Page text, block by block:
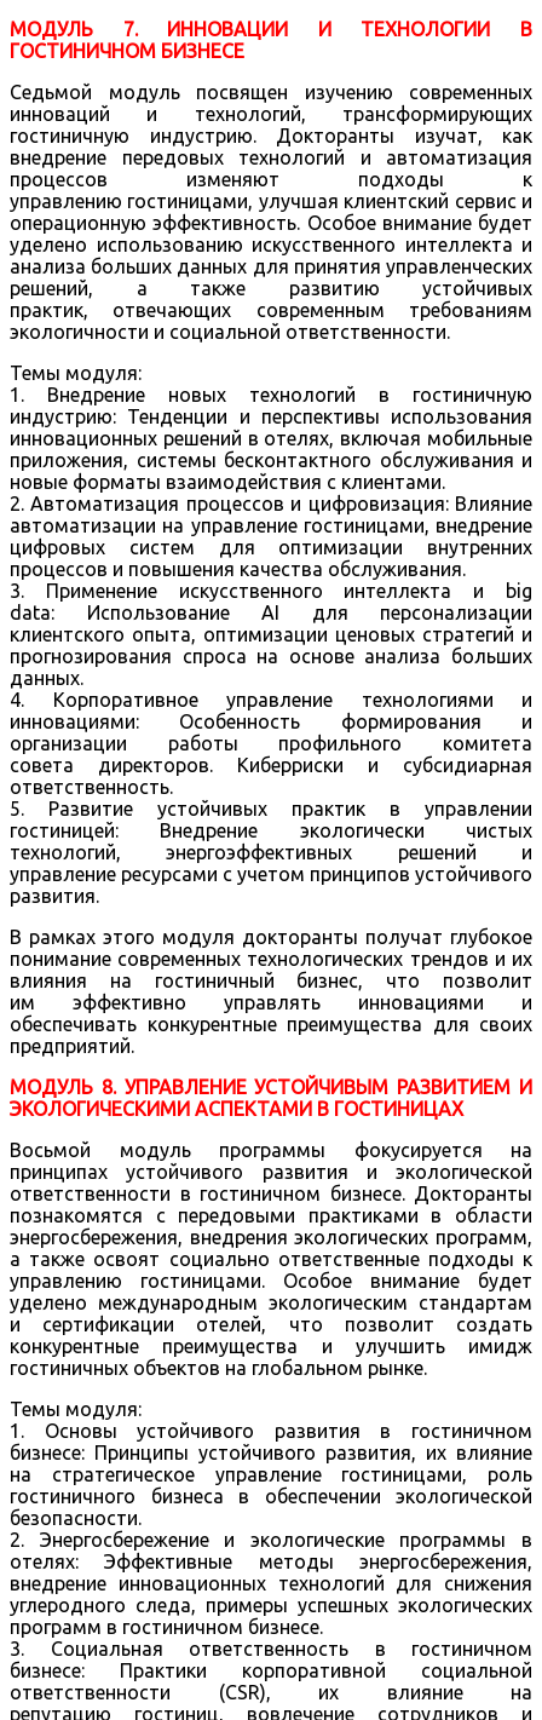
МОДУЛЬ 7. ИННОВАЦИИ И ТЕХНОЛОГИИ В
ГОСТИНИЧНОМ БИЗНЕСЕ
Седьмой модуль посвящен изучению современных
инноваций и технологий, трансформирующих
гостиничную индустрию. Докторанты изучат, как
внедрение передовых технологий и автоматизация
процессов изменяют подходы к
управлению гостиницами, улучшая клиентский сервис и
операционную эффективность. Особое внимание будет
уделено использованию искусственного интеллекта и
анализа больших данных для принятия управленческих
решений, а также развитию устойчивых
практик, отвечающих современным требованиям
экологичности и социальной ответственности.
Темы модуля:
1. Внедрение новых технологий в гостиничную
индустрию: Тенденции и перспективы использования
инновационных решений в отелях, включая мобильные
приложения, системы бесконтактного обслуживания и
новые форматы взаимодействия с клиентами.
2. Автоматизация процессов и цифровизация: Влияние
автоматизации на управление гостиницами, внедрение
цифровых систем для оптимизации внутренних
процессов и повышения качества обслуживания.
3. Применение искусственного интеллекта и big
data: Использование AI для персонализации
клиентского опыта, оптимизации ценовых стратегий и
прогнозирования спроса на основе анализа больших
данных.
4. Корпоративное управление технологиями и
инновациями: Особенность формирования и
организации работы профильного комитета
совета директоров. Киберриски и субсидиарная
ответственность.
5. Развитие устойчивых практик в управлении
гостиницей: Внедрение экологически чистых
технологий, энергоэффективных решений и
управление ресурсами с учетом принципов устойчивого
развития.
В рамках этого модуля докторанты получат глубокое
понимание современных технологических трендов и их
влияния на гостиничный бизнес, что позволит
им эффективно управлять инновациями и
обеспечивать конкурентные преимущества для своих
предприятий.
МОДУЛЬ 8. УПРАВЛЕНИЕ УСТОЙЧИВЫМ РАЗВИТИЕМ И
ЭКОЛОГИЧЕСКИМИ АСПЕКТАМИ В ГОСТИНИЦАХ
Восьмой модуль программы фокусируется на
принципах устойчивого развития и экологической
ответственности в гостиничном бизнесе. Докторанты
познакомятся с передовыми практиками в области
энергосбережения, внедрения экологических программ,
а также освоят социально ответственные подходы к
управлению гостиницами. Особое внимание будет
уделено международным экологическим стандартам
и сертификации отелей, что позволит создать
конкурентные преимущества и улучшить имидж
гостиничных объектов на глобальном рынке.
Темы модуля:
1. Основы устойчивого развития в гостиничном
бизнесе: Принципы устойчивого развития, их влияние
на стратегическое управление гостиницами, роль
гостиничного бизнеса в обеспечении экологической
безопасности.
2. Энергосбережение и экологические программы в
отелях: Эффективные методы энергосбережения,
внедрение инновационных технологий для снижения
углеродного следа, примеры успешных экологических
программ в гостиничном бизнесе.
3. Социальная ответственность в гостиничном
бизнесе: Практики корпоративной социальной
ответственности (CSR), их влияние на
репутацию гостиниц, вовлечение сотрудников и